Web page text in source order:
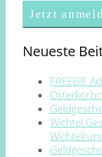
Neueste
FREEBIE
Wichtel